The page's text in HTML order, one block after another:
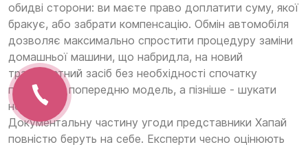
обидві сторони: ви маєте право доплатити суму, якої
бракує, або забрати компенсацію. Обмін автомобіля
дозволяє максимально спростити процедуру заміни
домашньої машини, що набридла, на новий
транспортний засіб без необхідності спочатку
продавати попередню модель, а пізніше - шукати
нову.
Документальну частину угоди представники Хапай
повністю беруть на себе. Експерти чесно оцінюють